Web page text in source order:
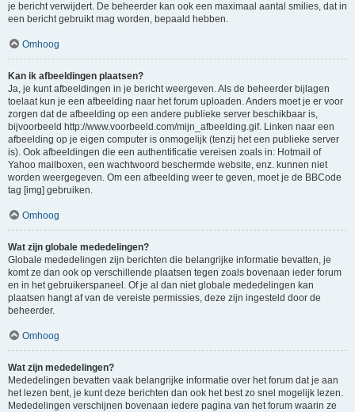
je bericht verwijdert. De beheerder kan ook een maximaal aantal smilies, dat in
een bericht gebruikt mag worden, bepaald hebben.
Omhoog
Kan ik afbeeldingen plaatsen?
Ja, je kunt afbeeldingen in je bericht weergeven. Als de beheerder bijlagen
toelaat kun je een afbeelding naar het forum uploaden. Anders moet je er voor
zorgen dat de afbeelding op een andere publieke server beschikbaar is,
bijvoorbeeld http://www.voorbeeld.com/mijn_afbeelding.gif. Linken naar een
afbeelding op je eigen computer is onmogelijk (tenzij het een publieke server
is). Ook afbeeldingen die een authentificatie vereisen zoals in: Hotmail of
Yahoo mailboxen, een wachtwoord beschermde website, enz. kunnen niet
worden weergegeven. Om een afbeelding weer te geven, moet je de BBCode
tag [img] gebruiken.
Omhoog
Wat zijn globale mededelingen?
Globale mededelingen zijn berichten die belangrijke informatie bevatten, je
komt ze dan ook op verschillende plaatsen tegen zoals bovenaan ieder forum
en in het gebruikerspaneel. Of je al dan niet globale mededelingen kan
plaatsen hangt af van de vereiste permissies, deze zijn ingesteld door de
beheerder.
Omhoog
Wat zijn mededelingen?
Mededelingen bevatten vaak belangrijke informatie over het forum dat je aan
het lezen bent, je kunt deze berichten dan ook het best zo snel mogelijk lezen.
Mededelingen verschijnen bovenaan iedere pagina van het forum waarin ze